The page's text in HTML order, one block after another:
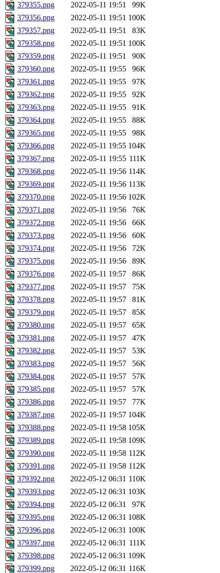
379355.png 2022-05-11 19:51
99K
379356.png
2022-05-11 19:51 100K
379357.png
2022-05-11 19:51
83K
379358.png
2022-05-11 19:51 100K
379359.png
2022-05-11 19:51
90K
379360.png
2022-05-11 19:55
96K
379361.png
2022-05-11 19:55
97K
379362.png
2022-05-11 19:55
92K
379363.png
2022-05-11 19:55
91K
379364.png
2022-05-11 19:55
88K
379365.png
2022-05-11 19:55
98K
379366.png
2022-05-11 19:55 104K
379367.png
2022-05-11 19:55 111K
379368.png
2022-05-11 19:56 114K
379369.png
2022-05-11 19:56 113K
379370.png
2022-05-11 19:56 102K
379371.png
2022-05-11 19:56
76K
379372.png
2022-05-11 19:56
66K
379373.png
2022-05-11 19:56
60K
379374.png
2022-05-11 19:56
72K
379375.png
2022-05-11 19:56
89K
379376.png
2022-05-11 19:57
86K
379377.png
2022-05-11 19:57
75K
379378.png
2022-05-11 19:57
81K
379379.png
2022-05-11 19:57
85K
379380.png
2022-05-11 19:57
65K
379381.png
2022-05-11 19:57
47K
379382.png
2022-05-11 19:57
53K
379383.png
2022-05-11 19:57
56K
379384.png
2022-05-11 19:57
57K
379385.png
2022-05-11 19:57
57K
379386.png
2022-05-11 19:57
77K
379387.png
2022-05-11 19:57 104K
379388.png
2022-05-11 19:58 105K
379389.png
2022-05-11 19:58 109K
379390.png
2022-05-11 19:58 112K
379391.png
2022-05-11 19:58 112K
379392.png
2022-05-12 06:31 110K
379393.png
2022-05-12 06:31 103K
379394.png
2022-05-12 06:31
97K
379395.png
2022-05-12 06:31 108K
379396.png
2022-05-12 06:31 100K
379397.png
2022-05-12 06:31 111K
379398.png
2022-05-12 06:31 109K
379399.png
2022-05-12 06:31 116K